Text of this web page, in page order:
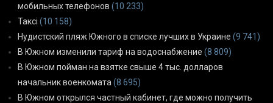
мобильных телефонов (10 233)
Таксі (10 158)
Нудистский пляж Южного в списке лучших в Украине (9 741)
В Южном изменили тариф на водоснабжение (8 809)
В Южном пойман на взятке свыше 4 тыс. долларов
начальник военкомата (8 695)
В Южном открылся частный кабинет, где можно получить